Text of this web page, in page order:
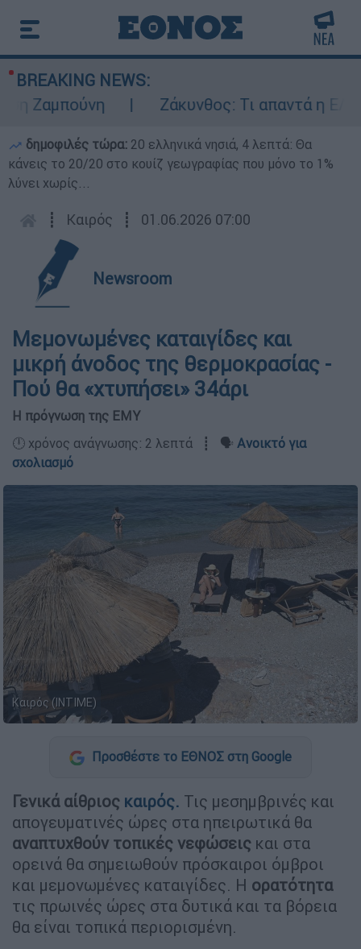
BREAKING NEWS:
Ζάκυνθος: Τι απαντά η ΕΛΑΣ
δημοφιλές τώρα: 20 ελληνικά νησιά, 4 λεπτά: Θα
κάνεις το 20/20 στο κουίζ γεωγραφίας που μόνο το 1%
λύνει χωρίς...
┋ Καιρός ┋ 01.06.2026 07:00
Newsroom
Μεμονωμένες καταιγίδες και
μικρή άνοδος της θερμοκρασίας -
Πού θα «χτυπήσει» 34άρι
Η πρόγνωση της ΕΜΥ
🕛 χρόνος ανάγνωσης: 2 λεπτά ┋ 🗣️ Ανοικτό για
σχολιασμό
Καιρός (INTIME)
Προσθέστε το ΕΘΝΟΣ στη Google
Γενικά αίθριος καιρός. Τις μεσημβρινές και
απογευματινές ώρες στα ηπειρωτικά θα
αναπτυχθούν τοπικές νεφώσεις και στα
ορεινά θα σημειωθούν πρόσκαιροι όμβροι
και μεμονωμένες καταιγίδες. Η ορατότητα
τις πρωινές ώρες στα δυτικά και τα βόρεια
θα είναι τοπικά περιορισμένη.